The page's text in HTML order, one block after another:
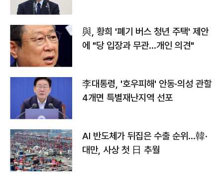
與, 황희 '폐기 버스 청년 주택' 제안
에 "당 입장과 무관…개인 의견"
李대통령, '호우피해' 안동·의성 관할
4개면 특별재난지역 선포
AI 반도체가 뒤집은 수출 순위…韓·
대만, 사상 첫 日 추월